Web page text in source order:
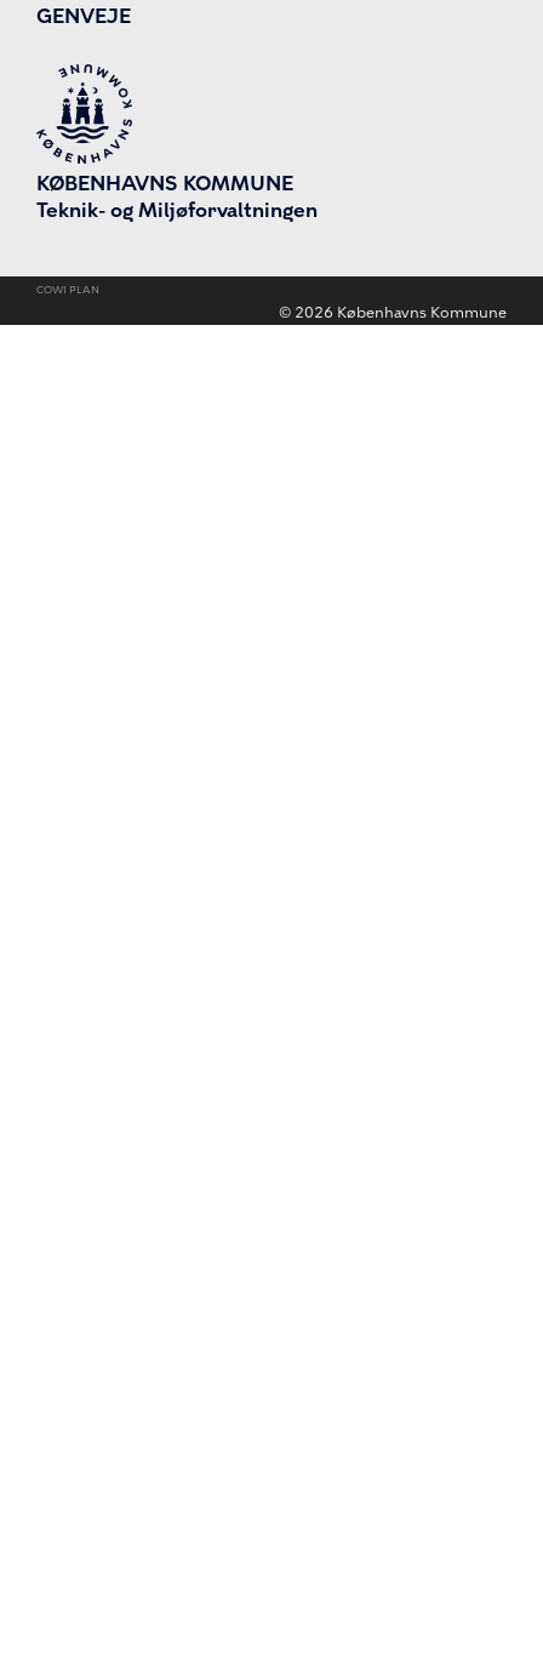
GENVEJE
KØBENHAVNS KOMMUNE
Teknik- og Miljøforvaltningen
COWI PLAN
© 2026 Københavns Kommune